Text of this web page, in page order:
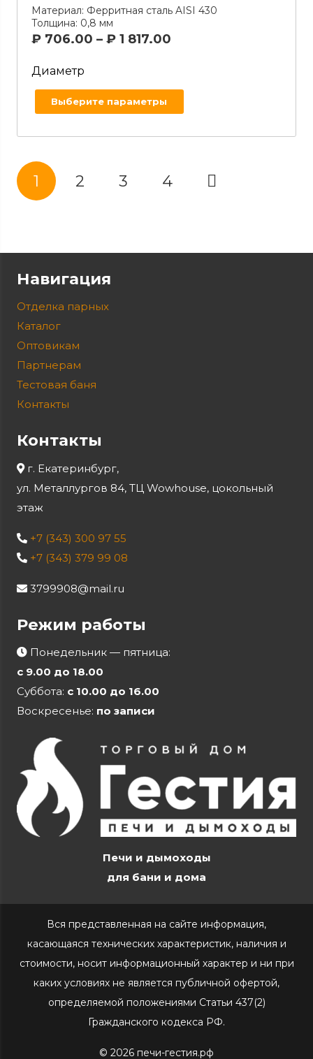
Материал: Ферритная сталь AISI 430
Толщина: 0,8 мм
₽ 706.00 – ₽ 1 817.00
Диаметр
Выберите параметры
1 2 3 4
Навигация
Отделка парных
Каталог
Оптовикам
Партнерам
Тестовая баня
Контакты
Контакты
г. Екатеринбург,
ул. Металлургов 84, ТЦ Wowhouse, цокольный
этаж
+7 (343) 300 97 55
+7 (343) 379 99 08
3799908@mail.ru
Режим работы
Понедельник — пятница:
с 9.00 до 18.00
Суббота: с 10.00 до 16.00
Воскресенье: по записи
Печи и дымоходы
для бани и дома
Вся представленная на сайте информация,
касающаяся технических характеристик, наличия и
стоимости, носит информационный характер и ни при
каких условиях не является публичной офертой,
определяемой положениями Статьи 437(2)
Гражданского кодекса РФ.
© 2026 печи-гестия.рф